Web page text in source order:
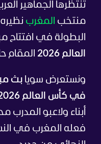
تنتظرها الجماهير
منتخب المغرب
البطولة في افتتاح
العالم 2026
المقام
ونستعرض سويا بث
في كأس العالم 2026 لحظة بلحظة،
أبناء ولاعبو
فعله المغرب في